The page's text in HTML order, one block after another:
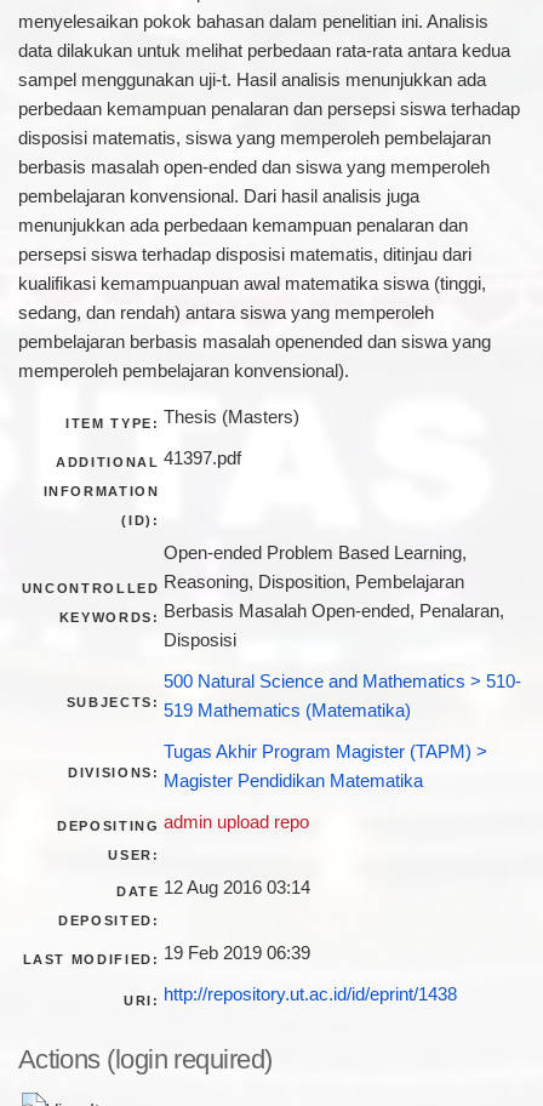
menyelesaikan pokok bahasan dalam penelitian ini. Analisis
data dilakukan untuk melihat perbedaan rata-rata antara kedua
sampel menggunakan uji-t. Hasil analisis menunjukkan ada
perbedaan kemampuan penalaran dan persepsi siswa terhadap
disposisi matematis, siswa yang memperoleh pembelajaran
berbasis masalah open-ended dan siswa yang memperoleh
pembelajaran konvensional. Dari hasil analisis juga
menunjukkan ada perbedaan kemampuan penalaran dan
persepsi siswa terhadap disposisi matematis, ditinjau dari
kualifikasi kemampuanpuan awal matematika siswa (tinggi,
sedang, dan rendah) antara siswa yang memperoleh
pembelajaran berbasis masalah openended dan siswa yang
memperoleh pembelajaran konvensional).
ITEM TYPE: Thesis (Masters)
ADDITIONAL
INFORMATION
(ID):
41397.pdf
UNCONTROLLED
KEYWORDS:
Open-ended Problem Based Learning,
Reasoning, Disposition, Pembelajaran
Berbasis Masalah Open-ended, Penalaran,
Disposisi
SUBJECTS:
500 Natural Science and Mathematics > 510-
519 Mathematics (Matematika)
DIVISIONS:
Tugas Akhir Program Magister (TAPM) >
Magister Pendidikan Matematika
DEPOSITING
USER:
admin upload repo
DATE
DEPOSITED:
12 Aug 2016 03:14
LAST MODIFIED: 19 Feb 2019 06:39
URI: http://repository.ut.ac.id/id/eprint/1438
Actions (login required)